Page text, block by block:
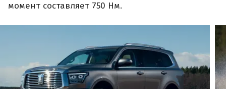
момент составляет 750 Нм.